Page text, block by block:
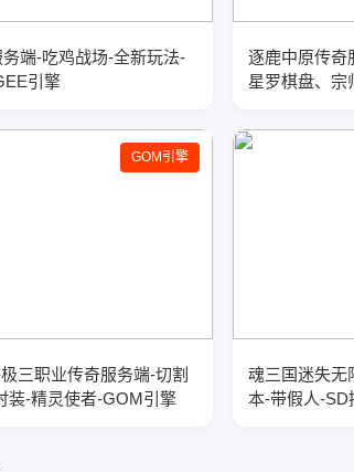
端-吃鸡战场-全新玩法-
引擎
逐鹿中原传
星罗棋盘、宗
GOM引擎
三职业传奇服务端-切割
装-精灵使者-GOM引擎
魂三国迷失无
本-带假人-SD